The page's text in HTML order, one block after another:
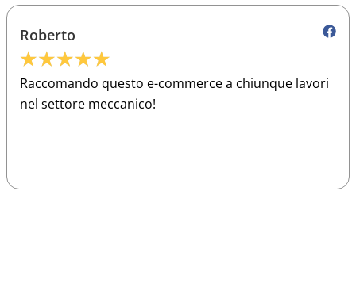
Roberto
★★★★★
Raccomando questo e-commerce a chiunque lavori
nel settore meccanico!